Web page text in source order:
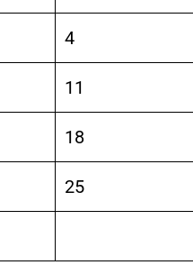
4
11
18
25